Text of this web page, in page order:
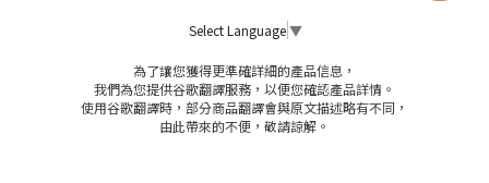
Select Language ▼
為了讓您獲得更準確詳細的產品信息，
我們為您提供谷歌翻譯服務，以便您確認產品詳情。
使用谷歌翻譯時，部分商品翻譯會與原文描述略有不同，
由此帶來的不便，敬請諒解。